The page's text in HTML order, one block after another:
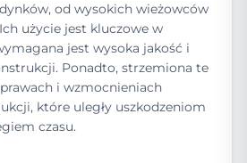
od wysokich wieżowców
użycie jest kluczowe w
jest wysoka jakość i
Ponadto, strzemiona te
i wzmocnieniach
które uległy uszkodzeniom
czasu.